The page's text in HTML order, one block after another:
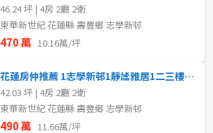
46.24 坪 | 4房 2廳 2衛
東華新世紀 花蓮縣 壽豐鄉 志學新邨
470 萬 10.16萬/坪
花蓮房仲推薦 1志學新邨1靜謐雅居1二三樓美寓1舒適宜居首選
42.03 坪 | 4房 2廳 2衛
東華新世紀 花蓮縣 壽豐鄉 志學新邨
490 萬 11.66萬/坪